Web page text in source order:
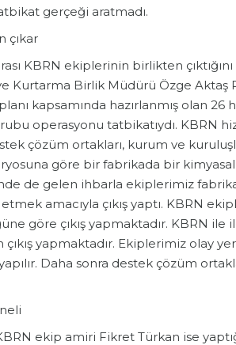
gerçeği aratmadı.
çıkar
KBRN ekiplerinin birlikten
Kurtarma Birlik Müdürü Özge Aktaş
kapsamında hazırlanmış olan
operasyonu tatbikatıydı. KBRN
çözüm ortakları, kurum ve
göre bir fabrikada bir
de gelen ihbarla ekiplerimiz
amacıyla çıkış yaptı. KBRN
göre çıkış yapmaktadır. KBRN
yapmaktadır. Ekiplerimiz olay
Daha sonra destek çözüm
ekip amiri Fikret Türkan ise